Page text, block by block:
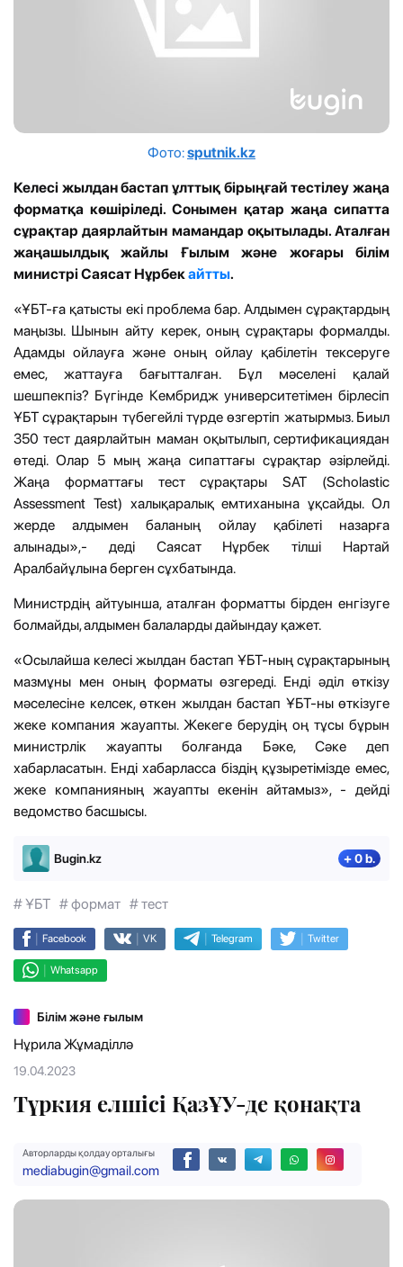
Фото:sputnik.kz
Келесі жылдан бастап ұлттық бірыңғай тестілеу жаңа
форматқа көшіріледі. Сонымен қатар жаңа сипатта
сұрақтар даярлайтын мамандар оқытылады. Аталған
жаңашылдық жайлы Ғылым және жоғары білім
министрі Саясат Нұрбекайтты.
«ҰБТ-ға қатысты екі проблема бар. Алдымен сұрақтардың
маңызы. Шынын айту керек, оның сұрақтары формалды.
Адамды ойлауға және оның ойлау қабілетін тексеруге
емес, жаттауға бағытталған. Бұл мәселені қалай
шешпекпіз? Бүгінде Кембридж университетімен бірлесіп
ҰБТ сұрақтарын түбегейлі түрде өзгертіп жатырмыз. Биыл
350 тест даярлайтын маман оқытылып, сертификациядан
өтеді. Олар 5 мың жаңа сипаттағы сұрақтар әзірлейді.
Жаңа форматтағы тест сұрақтары SAT (Scholastic
Assessment Test) халықаралық емтиханына ұқсайды. Ол
жерде алдымен баланың ойлау қабілеті назарға
алынады»,- деді Саясат Нұрбек тілші Нартай
Аралбайұлына берген сұхбатында.
Министрдің айтуынша, аталған форматты бірден енгізуге
болмайды, алдымен балаларды дайындау қажет.
«Осылайша келесі жылдан бастап ҰБТ-ның сұрақтарының
мазмұны мен оның форматы өзгереді. Енді әділ өткізу
мәселесіне келсек, өткен жылдан бастап ҰБТ-ны өткізуге
жеке компания жауапты. Жекеге берудің оң тұсы бұрын
министрлік жауапты болғанда Бәке, Сәке деп
хабарласатын. Енді хабарласса біздің құзыретімізде емес,
жеке компанияның жауапты екенін айтамыз», - дейді
ведомство басшысы.
Bugin.kz + 0 b.
# ҰБТ # формат # тест
| Facebook | VK | Telegram | Twitter
| Whatsapp
Білім және ғылым
Нұрила Жұмаділлә
19.04.2023
Түркия елшісі ҚазҰУ-де қонақта
Авторларды қолдау орталығы
mediabugin@gmail.com